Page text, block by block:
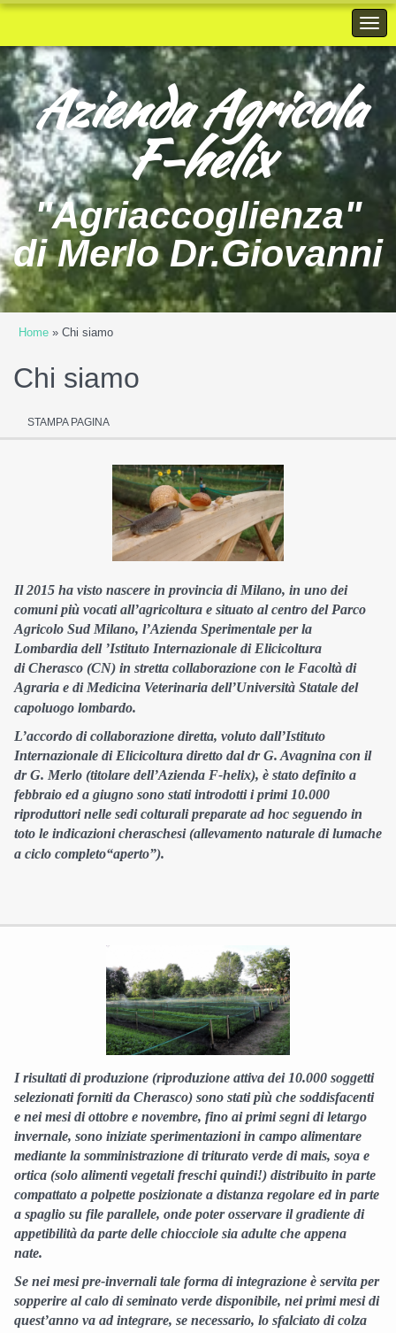
Azienda Agricola
F-helix
"Agriaccoglienza"
di Merlo Dr.Giovanni
Home » Chi siamo
Chi siamo
STAMPA PAGINA
Il 2015 ha visto nascere in provincia di Milano, in uno dei
comuni più vocati all’agricoltura e situato al centro del Parco
Agricolo Sud Milano, l’Azienda Sperimentale per la
Lombardia dell ’Istituto Internazionale di Elicicoltura
di Cherasco (CN) in stretta collaborazione con le Facoltà di
Agraria e di Medicina Veterinaria dell’Università Statale del
capoluogo lombardo.
L’accordo di collaborazione diretta, voluto dall’Istituto
Internazionale di Elicicoltura diretto dal dr G. Avagnina con il
dr G. Merlo (titolare dell’Azienda F-helix), è stato definito a
febbraio ed a giugno sono stati introdotti i primi 10.000
riproduttori nelle sedi colturali preparate ad hoc seguendo in
toto le indicazioni cheraschesi (allevamento naturale di lumache
a ciclo completo“aperto”).
I risultati di produzione (riproduzione attiva dei 10.000 soggetti
selezionati forniti da Cherasco) sono stati più che soddisfacenti
e nei mesi di ottobre e novembre, fino ai primi segni di letargo
invernale, sono iniziate sperimentazioni in campo alimentare
mediante la somministrazione di triturato verde di mais, soya e
ortica (solo alimenti vegetali freschi quindi!) distribuito in parte
compattato a polpette posizionate a distanza regolare ed in parte
a spaglio su file parallele, onde poter osservare il gradiente di
appetibilità da parte delle chiocciole sia adulte che appena
nate.
Se nei mesi pre-invernali tale forma di integrazione è servita per
sopperire al calo di seminato verde disponibile, nei primi mesi di
quest’anno va ad integrare, se necessario, lo sfalciato di colza